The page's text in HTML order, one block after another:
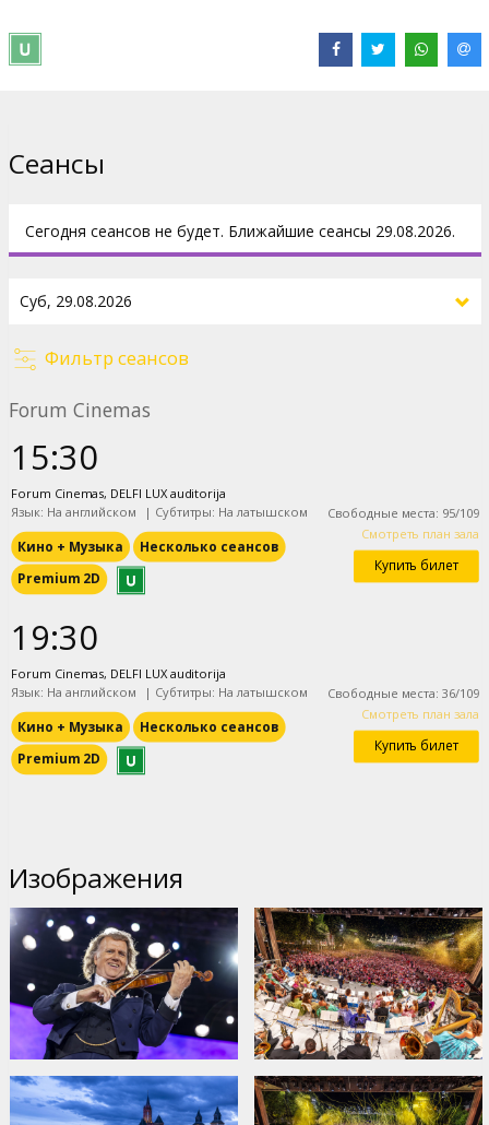
От бессмертных вальсов до трогающих душу классических
площадь Врейтхоф вновь превратится в захватывающий дух
бальный зал под открытым небом. Только этим летом в
Концерт на английском и голландском языках с субтитрами на
Сайты: Официальный сайт
Сеансы
Сегодня сеансов не будет. Ближайшие сеансы 29.08.2026.
Фильтр сеансов
Forum Cinemas
15:30
Forum Cinemas, DELFI LUX auditorija
Язык: На английском
| Субтитры: На латышском
Кино + Mузыка
Несколько сеансов
Premium 2D
Свободные места: 95/109
Смотреть план зала
Купить билет
19:30
Forum Cinemas, DELFI LUX auditorija
Язык: На английском
| Субтитры: На латышском
Кино + Mузыка
Несколько сеансов
Premium 2D
Свободные места: 36/109
Смотреть план зала
Купить билет
Изображения